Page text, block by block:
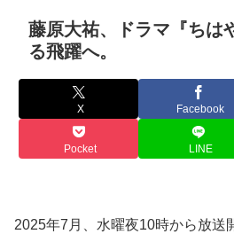
藤原大祐、ドラマ『ちは
る飛躍へ。
X Facebook
Pocket LINE
2025年7月、水曜夜10時から放送